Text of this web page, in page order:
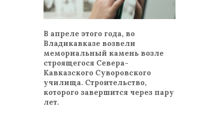
В апреле этого года, во
Владикавказе возвели
мемориальный камень возле
строящегося Севера-
Кавказского Суворовского
училища. Строительство,
которого завершится через пару
лет.